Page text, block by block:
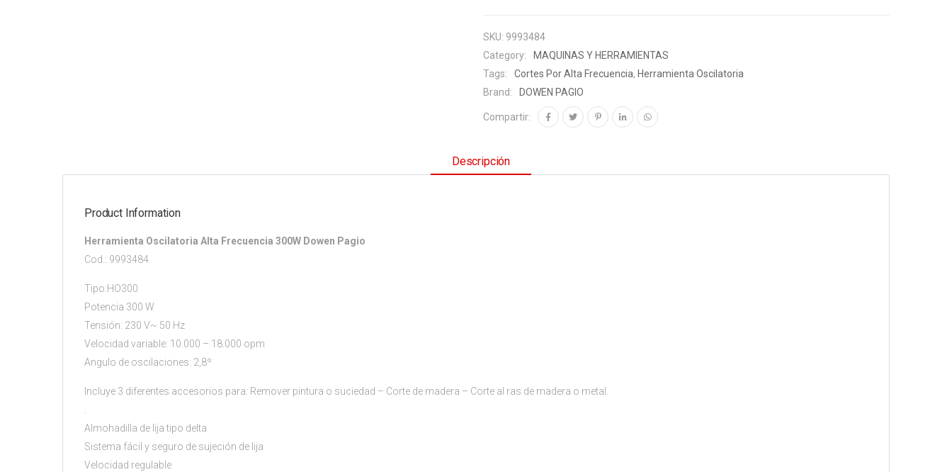
SKU: 9993484
Category:
MAQUINAS Y HERRAMIENTAS
Tags:
Cortes Por Alta Frecuencia, Herramienta Oscilatoria
Brand:
DOWEN PAGIO
Compartir:
Descripción
Product Information
Herramienta Oscilatoria Alta Frecuencia 300W Dowen Pagio
Cod.: 9993484
Tipo:HO300
Potencia 300 W
Tensión: 230 V~ 50 Hz
Velocidad variable: 10.000 – 18.000 opm
Angulo de oscilaciones: 2,8º
Incluye 3 diferentes accesorios para: Remover pintura o suciedad – Corte de madera – Corte al ras de madera o metal.
.
Almohadilla de lija tipo delta
Sistema fácil y seguro de sujeción de lija
Velocidad regulable